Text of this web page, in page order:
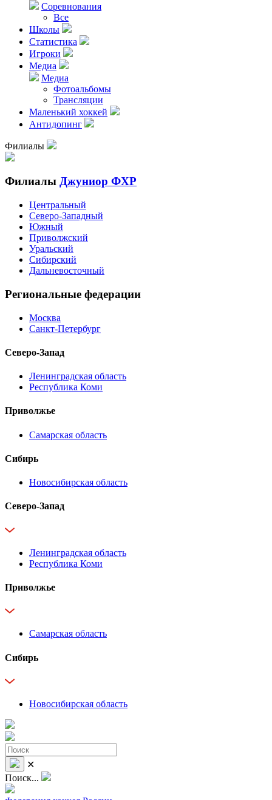
Соревнования
Все
Школы
Статистика
Игроки
Медиа
Медиа
Фотоальбомы
Трансляции
Маленький хоккей
Антидопинг
Филиалы
Филиалы Джуниор ФХР
Центральный
Северо-Западный
Южный
Приволжский
Уральский
Сибирский
Дальневосточный
Региональные федерации
Москва
Санкт-Петербург
Северо-Запад
Ленинградская область
Республика Коми
Приволжье
Самарская область
Сибирь
Новосибирская область
Северо-Запад
Ленинградская область
Республика Коми
Приволжье
Самарская область
Сибирь
Новосибирская область
✕
Поиск...